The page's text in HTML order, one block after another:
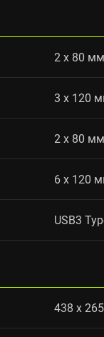
2 x 80 мм
3 x 120
2 x 80 мм
6 x 120
USB3
438 x